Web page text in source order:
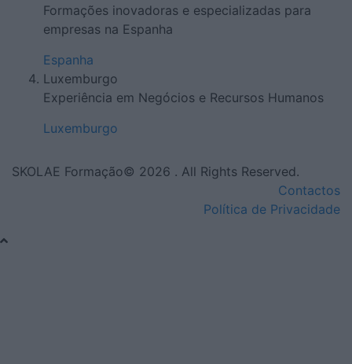
Formações inovadoras e especializadas para
empresas na Espanha
Espanha
Luxemburgo
Experiência em Negócios e Recursos Humanos
Luxemburgo
SKOLAE Formação© 2026 . All Rights Reserved.
Contactos
Política de Privacidade